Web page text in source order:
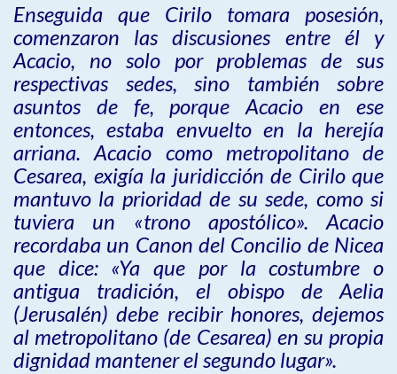
Enseguida que Cirilo tomara posesión,
comenzaron las discusiones entre él y
Acacio, no solo por problemas de sus
respectivas sedes, sino también sobre
asuntos de fe, porque Acacio en ese
entonces, estaba envuelto en la herejía
arriana. Acacio como metropolitano de
Cesarea, exigía la juridicción de Cirilo que
mantuvo la prioridad de su sede, como si
tuviera un «trono apostólico». Acacio
recordaba un Canon del Concilio de Nicea
que dice: «Ya que por la costumbre o
antigua tradición, el obispo de Aelia
(Jerusalén) debe recibir honores, dejemos
al metropolitano (de Cesarea) en su propia
dignidad mantener el segundo lugar».